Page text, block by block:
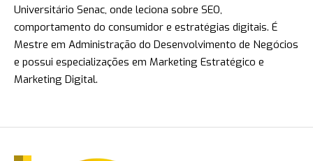
Universitário Senac, onde leciona sobre SEO,
comportamento do consumidor e estratégias digitais. É
Mestre em Administração do Desenvolvimento de Negócios
e possui especializações em Marketing Estratégico e
Marketing Digital.